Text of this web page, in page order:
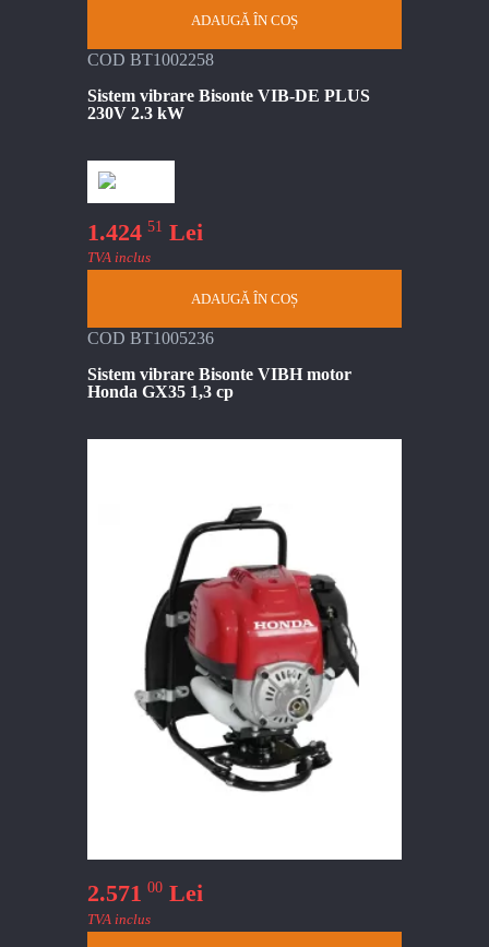
ADAUGĂ ÎN COȘ
COD BT1002258
Sistem vibrare Bisonte VIB-DE PLUS
230V 2.3 kW
1.424 51 Lei
TVA inclus
ADAUGĂ ÎN COȘ
COD BT1005236
Sistem vibrare Bisonte VIBH motor
Honda GX35 1,3 cp
2.571 00 Lei
TVA inclus